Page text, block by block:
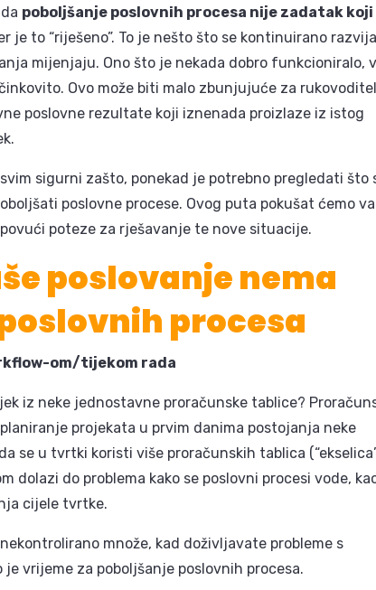
poboljšanje poslovnih procesa nije zadatak koji
je to “riješeno”. To je nešto što se kontinuirano
mijenjaju. Ono što je nekada dobro funkcioniralo,
Ovo može biti malo zbunjujuće za
poslovne rezultate koji iznenada proizlaze iz istog
sigurni zašto, ponekad je potrebno pregledati što
poslovne procese. Ovog puta pokušat ćemo
poteze za rješavanje te nove situacije.
poslovanje nema
procesa
om/tijekom rada
iz neke jednostavne proračunske tablice?
projekata u prvim danima postojanja neke
se u tvrtki koristi više proračunskih tablica
dolazi do problema kako se poslovni procesi vode,
cijele tvrtke.
množe, kad doživljavate probleme s
vrijeme za poboljšanje poslovnih procesa.